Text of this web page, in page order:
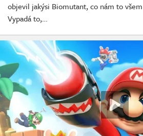
objevil jakýsi Biomutant, co nám to
Vypadá to,…